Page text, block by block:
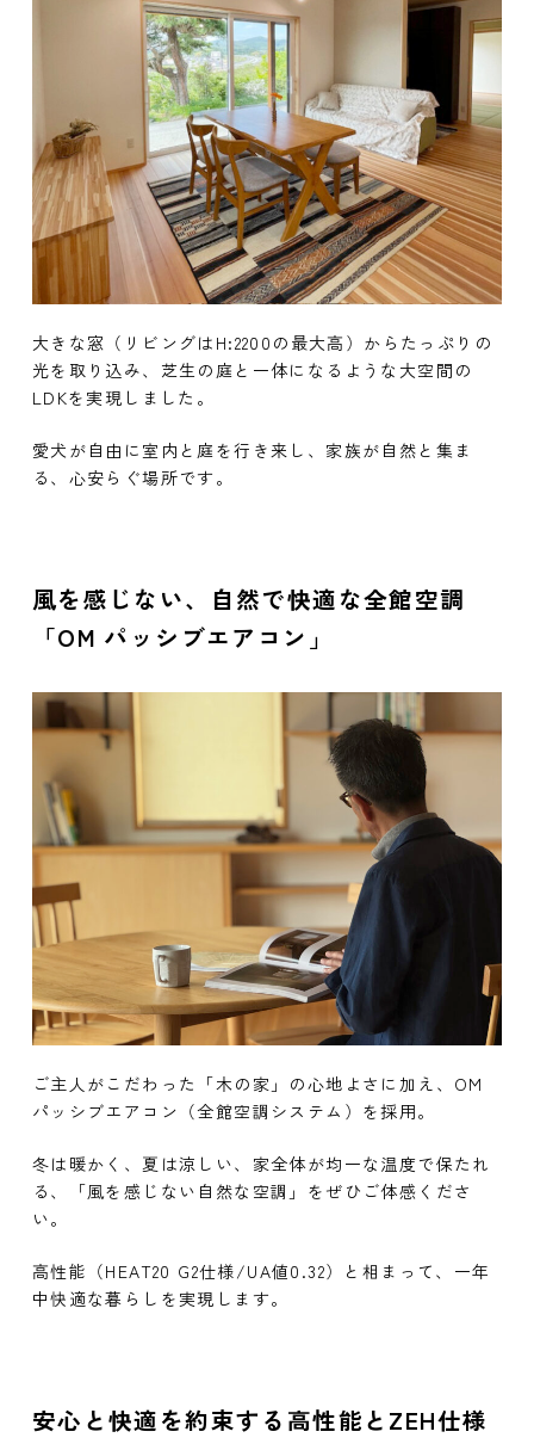
大きな窓（リビングはH:2200の最大高）からたっぷりの
光を取り込み、芝生の庭と一体になるような大空間の
LDKを実現しました。
愛犬が自由に室内と庭を行き来し、家族が自然と集ま
る、心安らぐ場所です。
風を感じない、自然で快適な全館空調
「OM パッシブエアコン」
ご主人がこだわった「木の家」の心地よさに加え、OM
パッシブエアコン（全館空調システム）を採用。
冬は暖かく、夏は涼しい、家全体が均一な温度で保たれ
る、「風を感じない自然な空調」をぜひご体感くださ
い。
高性能（HEAT20 G2仕様/UA値0.32）と相まって、一年
中快適な暮らしを実現します。
安心と快適を約束する高性能とZEH仕様